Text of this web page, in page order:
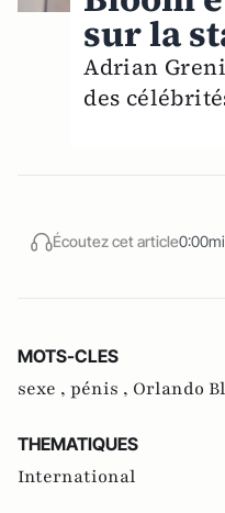
sur la
Adrian
des
Écoutez cet article
MOTS-CLES
sexe , pénis , Orlando
THEMATIQUES
International